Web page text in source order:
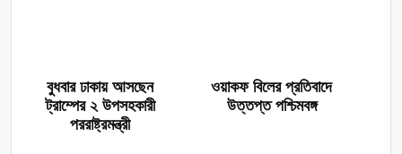
বুধবার ঢাকায় আসছেন
ট্রাম্পের ২ উপসহকারী
পররাষ্ট্রমন্ত্রী
ওয়াকফ বিলের প্রতিবাদে
উত্তপ্ত পশ্চিমবঙ্গ